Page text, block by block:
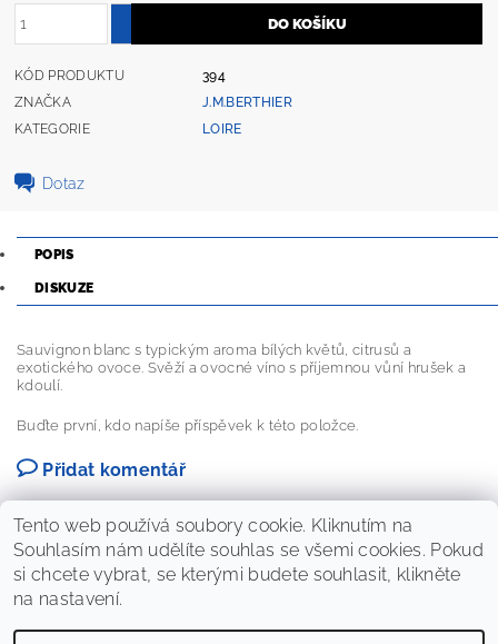
KÓD PRODUKTU
394
ZNAČKA
J.M.BERTHIER
KATEGORIE
LOIRE
Dotaz
POPIS
DISKUZE
Sauvignon blanc s typickým aroma bílých květů, citrusů a
exotického ovoce. Svěží a ovocné víno s příjemnou vůní hrušek a
kdoulí.
Buďte první, kdo napíše příspěvek k této položce.
Přidat komentář
Tento web používá soubory cookie. Kliknutím na
Souhlasím nám udělíte souhlas se všemi cookies. Pokud
si chcete vybrat, se kterými budete souhlasit, klikněte
na nastavení.